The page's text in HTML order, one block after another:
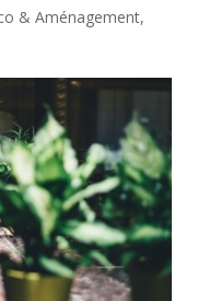
& Aménagement,